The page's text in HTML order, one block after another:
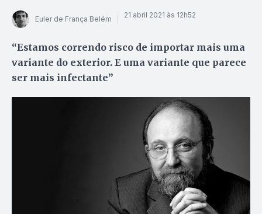
Euler de França Belém 21 abril 2021 às 12h52
“Estamos correndo risco de importar mais uma
variante do exterior. E uma variante que parece
ser mais infectante”